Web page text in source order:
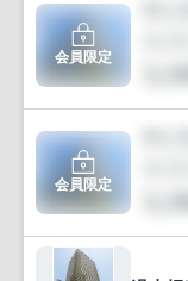
会員限定
会員限定